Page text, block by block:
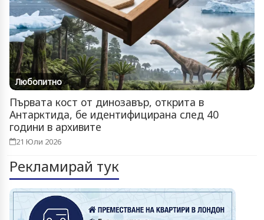
Любопитно
Първата кост от динозавър, открита в
Антарктида, бе идентифицирана след 40
години в архивите
21 Юли 2026
Рекламирай тук